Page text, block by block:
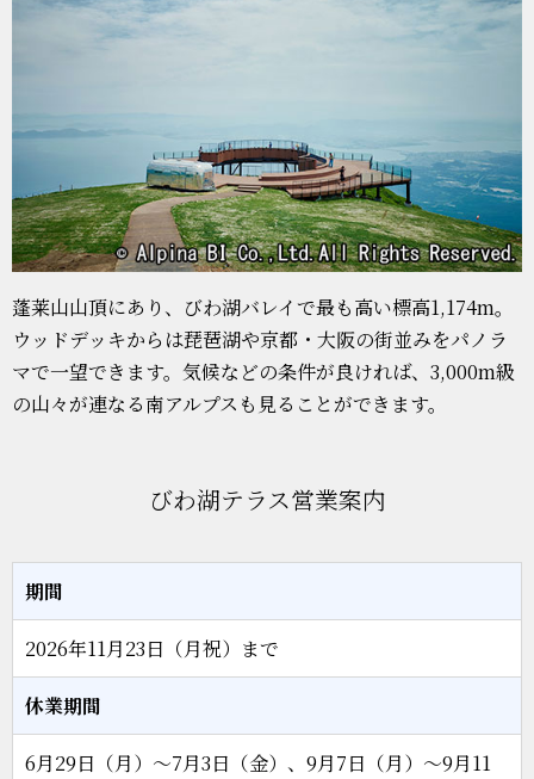
蓬莱山山頂にあり、びわ湖バレイで最も高い標高1,174m。
ウッドデッキからは琵琶湖や京都・大阪の街並みをパノラ
マで一望できます。気候などの条件が良ければ、3,000m級
の山々が連なる南アルプスも見ることができます。
びわ湖テラス営業案内
期間
2026年11月23日（月祝）まで
休業期間
6月29日（月）～7月3日（金）、9月7日（月）～9月11